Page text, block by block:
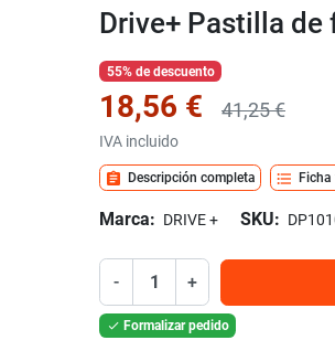
Drive+ Pastilla
55% de descuento
18,56 € 41,25 €
IVA incluido
assignment Descripción completa format_list_bulleted Ficha
Marca: DRIVE + SKU:
- +
 Formalizar pedido